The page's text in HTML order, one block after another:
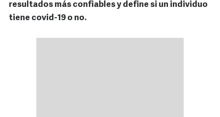
resultados más confiables y define si un individuo
tiene covid-19 o no.